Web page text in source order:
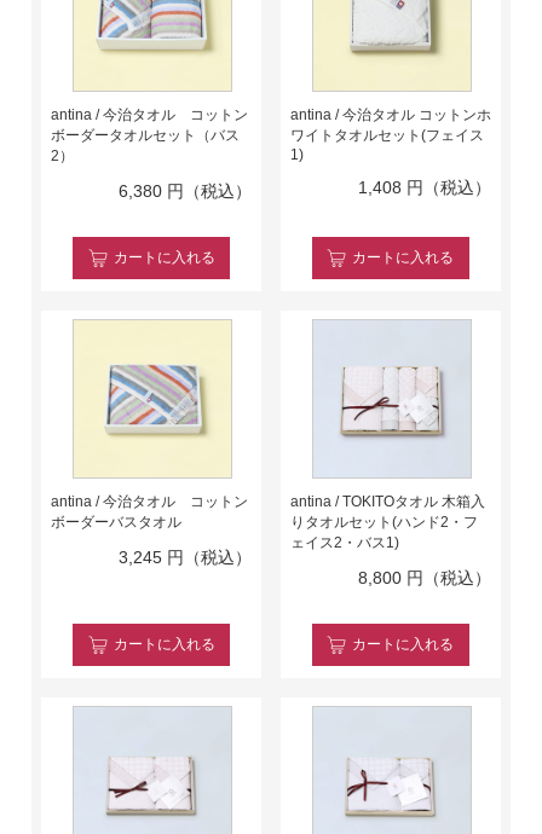
antina / 今治タオル コットン
ボーダータオルセット（バス
2）
6,380 円（税込）
カート に入れる
antina / 今治タオル コットンホ
ワイトタオルセット(フェイス
1)
1,408 円（税込）
カート に入れる
antina / 今治タオル コットン
ボーダーバスタオル
3,245 円（税込）
カート に入れる
antina / TOKITOタオル 木箱入
りタオルセット(ハンド2・フ
ェイス2・バス1)
8,800 円（税込）
カート に入れる